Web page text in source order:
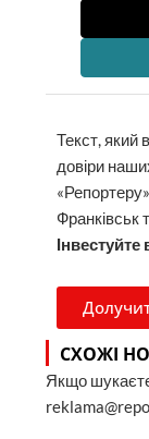
Текст, який
довіри
Франківськ
СХОЖІ
Якщо